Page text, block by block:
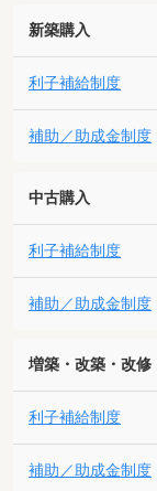
新築購入
利子補給制度
補助／助成金制度
中古購入
利子補給制度
補助／助成金制度
増築・改築・改修
利子補給制度
補助／助成金制度